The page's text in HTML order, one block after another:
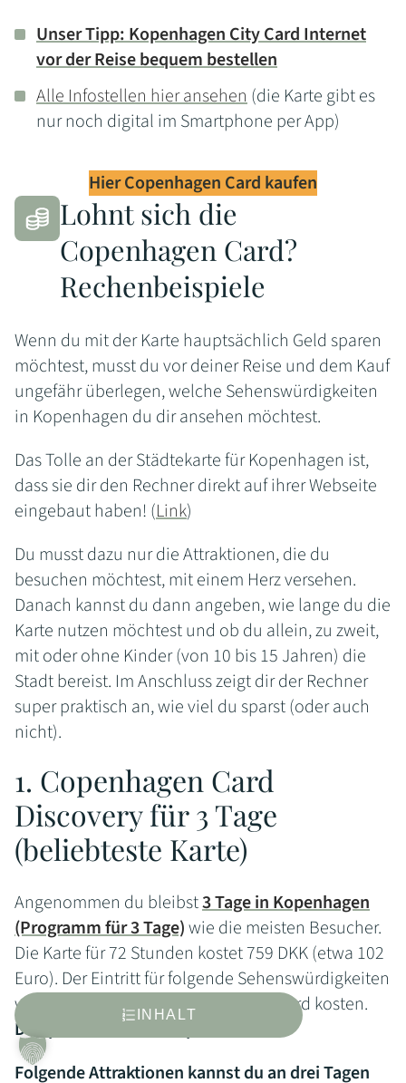
INHALT
Unser Tipp: Kopenhagen City Card Internet
vor der Reise bequem bestellen
Alle Infostellen hier ansehen(die Karte gibt es
nur noch digital im Smartphone per App)
Hier Copenhagen Card kaufen
Lohnt sich die
Copenhagen Card?
Rechenbeispiele
Wenn du mit der Karte hauptsächlich Geld sparen
möchtest, musst du vor deiner Reise und dem Kauf
ungefähr überlegen, welche Sehenswürdigkeiten
in Kopenhagen du dir ansehen möchtest.
Das Tolle an der Städtekarte für Kopenhagen ist,
dass sie dir den Rechner direkt auf ihrer Webseite
eingebaut haben! (Link)
Du musst dazu nur die Attraktionen, die du
besuchen möchtest, mit einem Herz versehen.
Danach kannst du dann angeben, wie lange du die
Karte nutzen möchtest und ob du allein, zu zweit,
mit oder ohne Kinder (von 10 bis 15 Jahren) die
Stadt bereist. Im Anschluss zeigt dir der Rechner
super praktisch an, wie viel du sparst (oder auch
nicht).
1. Copenhagen Card
Discovery für 3 Tage
(beliebteste Karte)
Angenommen du bleibst3 Tage in Kopenhagen
(Programm für 3 Tage)wie die meisten Besucher.
Die Karte für 72 Stunden kostet 759 DKK (etwa 102
Euro). Der Eintritt für folgende Sehenswürdigkeiten
würde 132 Euro ohne Copenhagen Card kosten.
Du sparst fast 60 Euro pro Person!
Folgende Attraktionen kannst du an drei Tagen